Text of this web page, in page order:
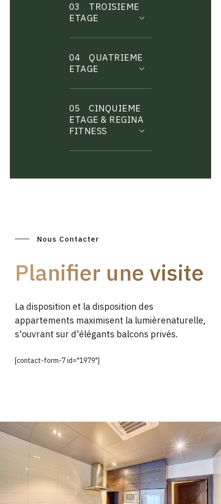
03
TROISIEME
ETAGE
04
QUATRIEME
ETAGE
05
CINQUIEME
ETAGE & REGINA
FITNESS
Nous Contacter
Planifier une visite
La disposition et la disposition des
appartements maximisent la lumièrenaturelle,
s'ouvrant sur d'élégants balcons privés.
[contact-form-7 id="1979"]